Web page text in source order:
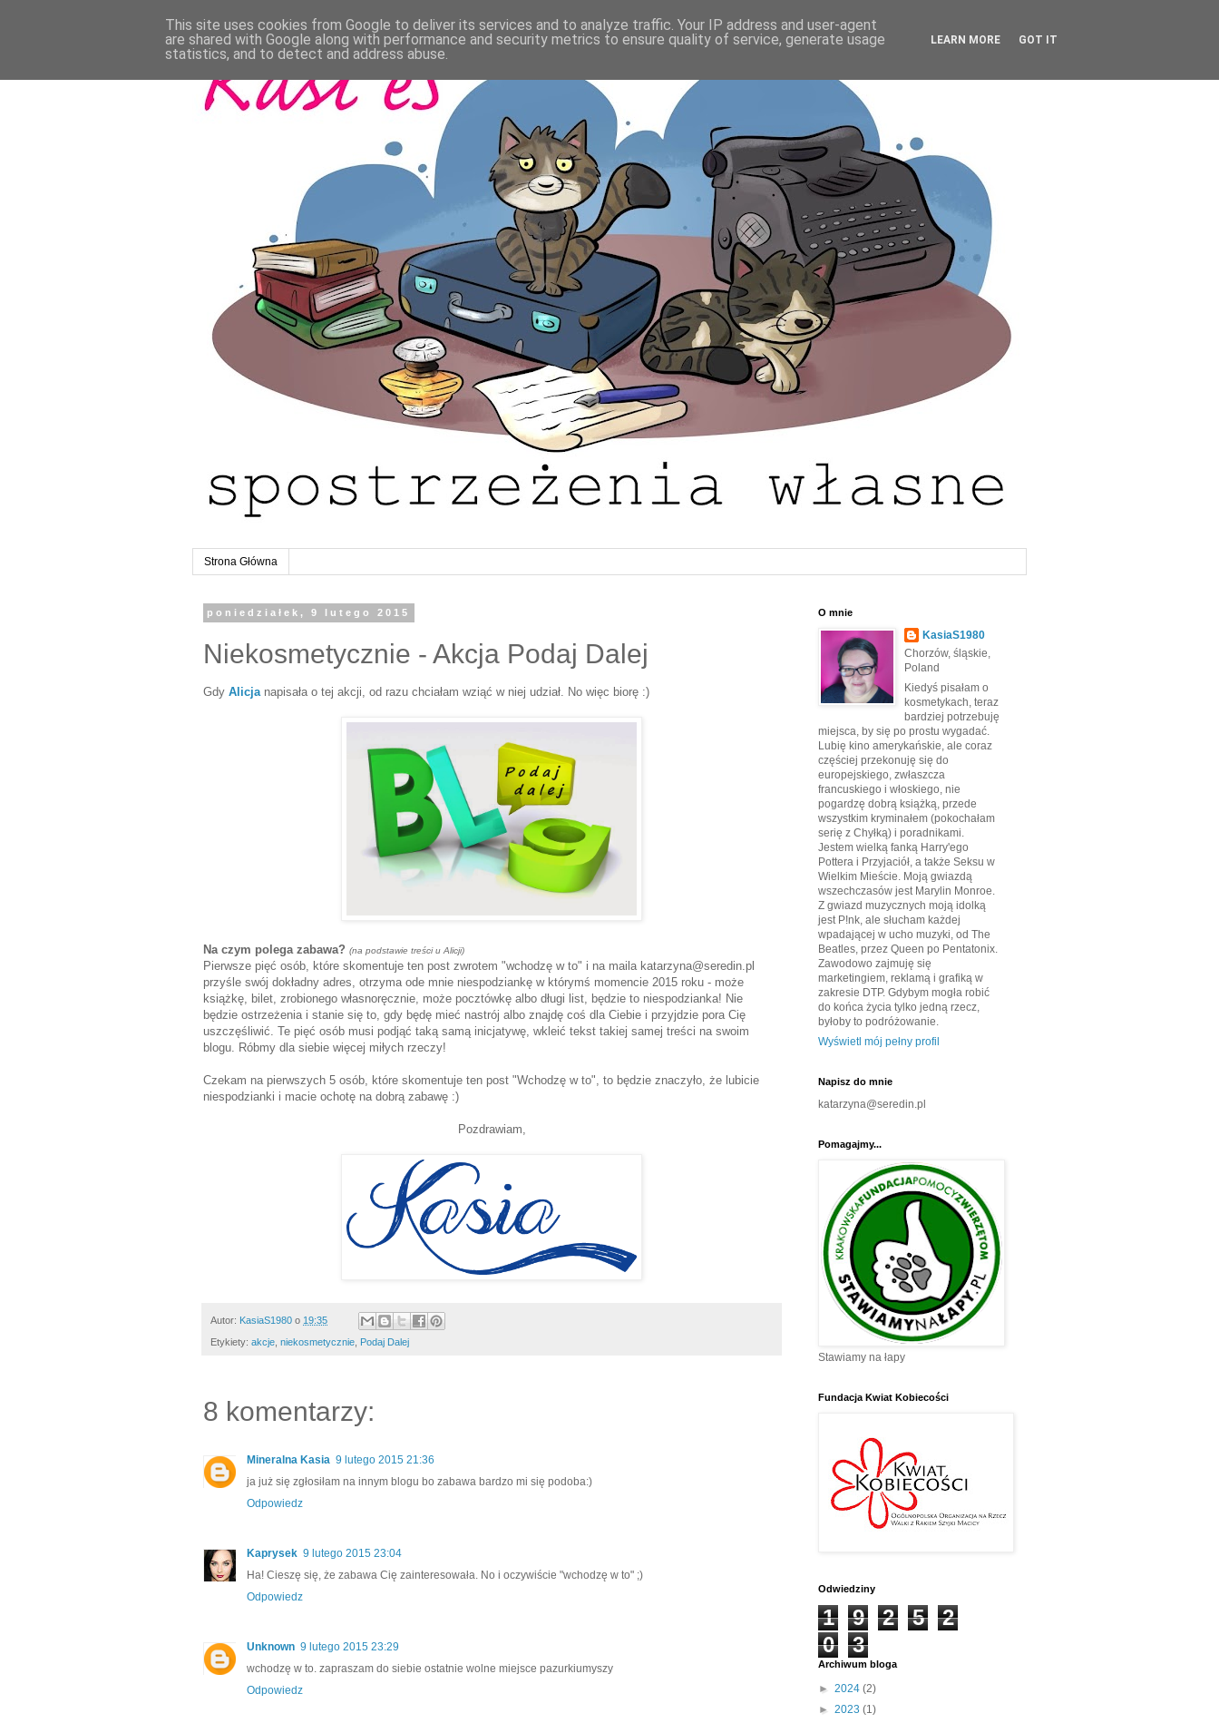
Strona Główna
poniedziałek, 9 lutego 2015
Niekosmetycznie - Akcja Podaj Dalej
Gdy Alicjanapisała o tej akcji, od razu chciałam wziąć w niej udział. No więc biorę :)
Na czym polega zabawa? (na podstawie treści u Alicji)
Pierwsze pięć osób, które skomentuje ten post zwrotem "wchodzę w to" i na maila katarzyna@seredin.pl
przyśle swój dokładny adres, otrzyma ode mnie niespodziankę w którymś momencie 2015 roku - może
książkę, bilet, zrobionego własnoręcznie, może pocztówkę albo długi list, będzie to niespodzianka! Nie
będzie ostrzeżenia i stanie się to, gdy będę mieć nastrój albo znajdę coś dla Ciebie i przyjdzie pora Cię
uszczęśliwić. Te pięć osób musi podjąć taką samą inicjatywę, wkleić tekst takiej samej treści na swoim
blogu. Róbmy dla siebie więcej miłych rzeczy!
Czekam na pierwszych 5 osób, które skomentuje ten post "Wchodzę w to", to będzie znaczyło, że lubicie
niespodzianki i macie ochotę na dobrą zabawę :)
Pozdrawiam,
Autor: KasiaS1980 o 19:35
Etykiety: akcje, niekosmetycznie, Podaj Dalej
8 komentarzy:
Mineralna Kasia 9 lutego 2015 21:36
ja już się zgłosiłam na innym blogu bo zabawa bardzo mi się podoba:)
Odpowiedz
Kaprysek 9 lutego 2015 23:04
Ha! Cieszę się, że zabawa Cię zainteresowała. No i oczywiście "wchodzę w to" ;)
Odpowiedz
Unknown 9 lutego 2015 23:29
wchodzę w to. zapraszam do siebie ostatnie wolne miejsce pazurkiumyszy
Odpowiedz
O mnie
KasiaS1980
Chorzów, śląskie,
Poland
Kiedyś pisałam o
kosmetykach, teraz
bardziej potrzebuję
miejsca, by się po prostu wygadać.
Lubię kino amerykańskie, ale coraz
częściej przekonuję się do
europejskiego, zwłaszcza
francuskiego i włoskiego, nie
pogardzę dobrą książką, przede
wszystkim kryminałem (pokochałam
serię z Chyłką) i poradnikami.
Jestem wielką fanką Harry'ego
Pottera i Przyjaciół, a także Seksu w
Wielkim Mieście. Moją gwiazdą
wszechczasów jest Marylin Monroe.
Z gwiazd muzycznych moją idolką
jest P!nk, ale słucham każdej
wpadającej w ucho muzyki, od The
Beatles, przez Queen po Pentatonix.
Zawodowo zajmuję się
marketingiem, reklamą i grafiką w
zakresie DTP. Gdybym mogła robić
do końca życia tylko jedną rzecz,
byłoby to podróżowanie.
Wyświetl mój pełny profil
Napisz do mnie
katarzyna@seredin.pl
Pomagajmy...
Stawiamy na łapy
Fundacja Kwiat Kobiecości
Odwiedziny
1 9 2 5
2
0
3
Archiwum bloga
► 2024 (2)
► 2023 (1)
This site uses cookies from Google to deliver its services and to analyze traffic. Your IP address and user-agent
are shared with Google along with performance and security metrics to ensure quality of service, generate usage
statistics, and to detect and address abuse.
LEARN MORE GOT IT